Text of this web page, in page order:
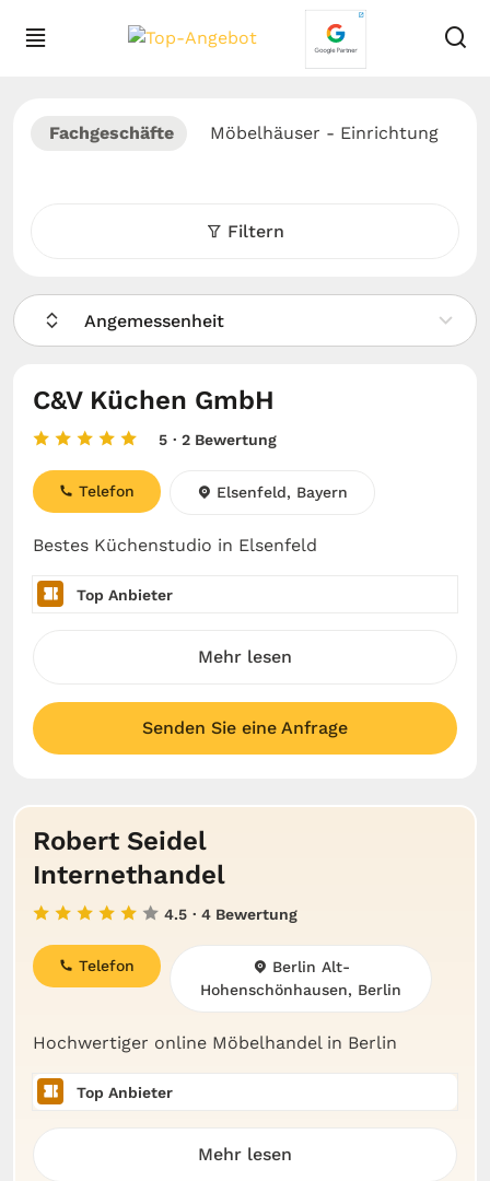
Fachgeschäfte Möbelhäuser - Einrichtung
Filtern
Angemessenheit
C&V Küchen GmbH
5 · 2 Bewertung
Bestes Küchenstudio in Elsenfeld
Telefon Elsenfeld, Bayern
Top Anbieter
Mehr lesen
Senden Sie eine Anfrage
Robert Seidel
Internethandel
4.5 · 4 Bewertung
Hochwertiger online Möbelhandel in Berlin
Telefon
Berlin Alt-
Hohenschönhausen, Berlin
Top Anbieter
Mehr lesen